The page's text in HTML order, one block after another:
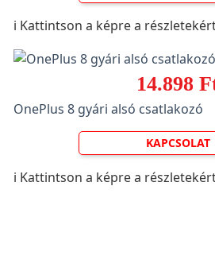
ℹ️ Kattintson a képre a
14.898
OnePlus 8 gyári alsó csatlakozó
KAPCSOLAT
ℹ️ Kattintson a képre a